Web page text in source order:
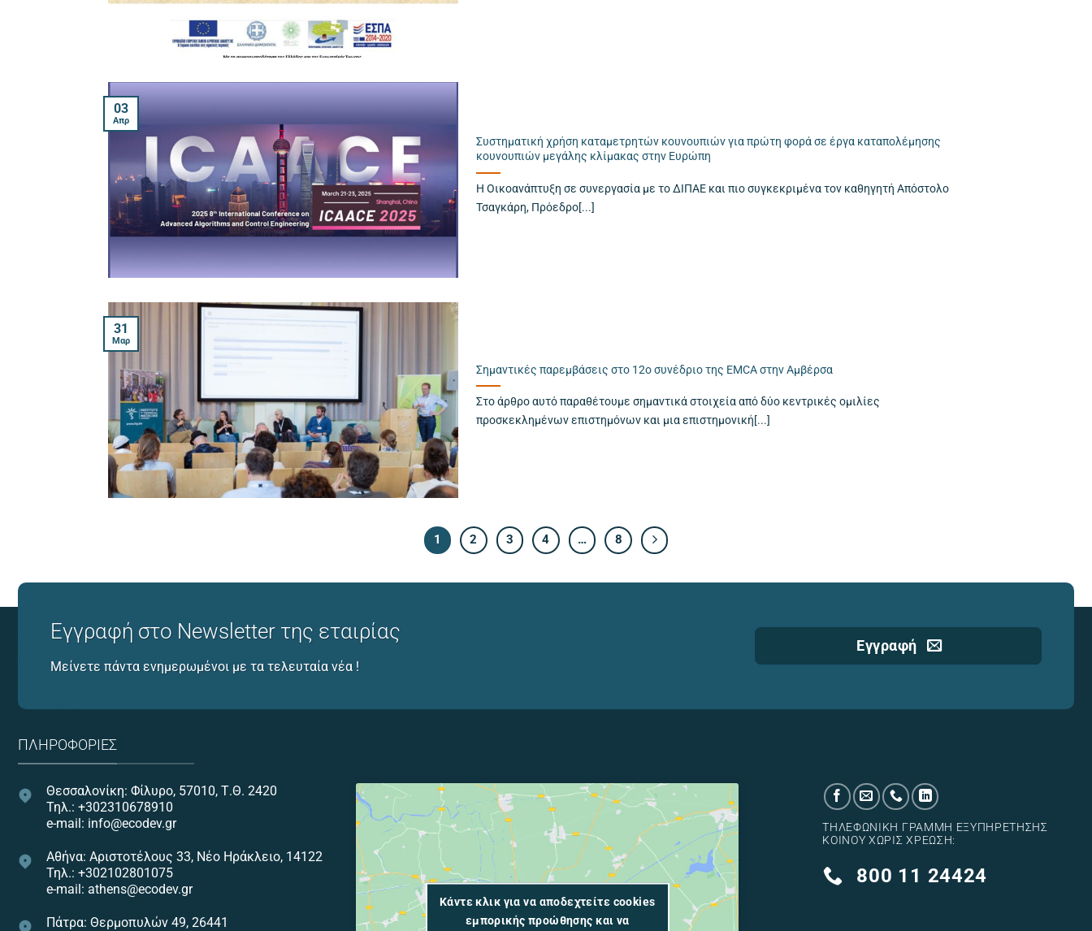
Συστηματική χρήση καταμετρητών κουνουπιών για πρώτη φορά σε έργα καταπολέμησης
κουνουπιών μεγάλης κλίμακας στην Ευρώπη
Η Οικοανάπτυξη σε συνεργασία με το ΔΙΠΑΕ και πιο συγκεκριμένα τον καθηγητή Απόστολο
Τσαγκάρη, Πρόεδρο[...]
03
Απρ
Σημαντικές παρεμβάσεις στο 12ο συνέδριο της EMCA στην Αμβέρσα
Στο άρθρο αυτό παραθέτουμε σημαντικά στοιχεία από δύο κεντρικές ομιλίες
προσκεκλημένων επιστημόνων και μια επιστημονική[...]
31
Μαρ
1 2 3 4 … 8
Εγγραφή στο Newsletter της εταιρίας
Μείνετε πάντα ενημερωμένοι με τα τελευταία νέα !
Εγγραφή
ΠΛΗΡΟΦΟΡΊΕΣ
Θεσσαλονίκη: Φίλυρο, 57010, Τ.Θ. 2420
Τηλ.: +302310678910
e-mail: info@ecodev.gr
Αθήνα: Αριστοτέλους 33, Νέο Ηράκλειο, 14122
Τηλ.: +302102801075
e-mail: athens@ecodev.gr
Πάτρα: Θερμοπυλών 49, 26441
Κάντε κλικ για να αποδεχτείτε cookies
εμπορικής προώθησης και να
ΤΗΛΕΦΩΝΙΚΉ ΓΡΑΜΜΉ ΕΞΥΠΗΡΈΤΗΣΗΣ
ΚΟΙΝΟΎ ΧΩΡΊΣ ΧΡΈΩΣΗ:
800 11 24424